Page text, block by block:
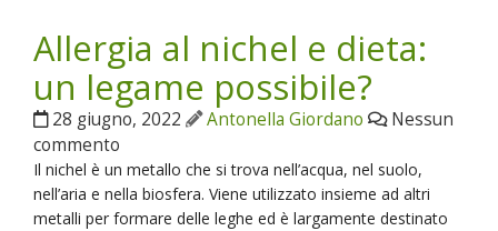
Allergia al nichel e dieta:
un legame possibile?
28 giugno, 2022 Antonella Giordano
Nessun
commento
Il nichel è un metallo che si trova nell’acqua, nel suolo,
nell’aria e nella biosfera. Viene utilizzato insieme ad altri
metalli per formare delle leghe ed è largamente destinato